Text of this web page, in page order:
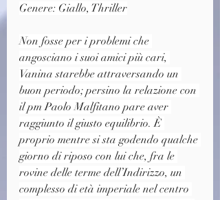
Genere: Giallo, Thriller
Non fosse per i problemi che
angosciano i suoi amici più cari,
Vanina starebbe attraversando un
buon periodo; persino la relazione con
il pm Paolo Malfitano pare aver
raggiunto il giusto equilibrio. È
proprio mentre si sta godendo qualche
giorno di riposo con lui che, fra le
rovine delle terme dell’Indirizzo, un
complesso di età imperiale nel centro